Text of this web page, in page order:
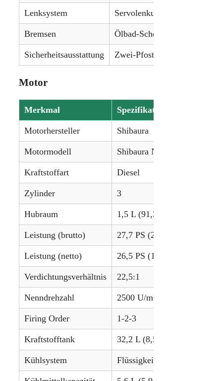
Lenksystem Servolenkung
Bremsen Ölbad-Scheibenbremsen
Sicherheitsausstattung Zwei-Pfosten-ROPS
Motor
Merkmal Spezifikation
Motorhersteller Shibaura
Motormodell Shibaura N843
Kraftstoffart Diesel
Zylinder 3
Hubraum 1,5 L (91,3 cu in)
Leistung (brutto) 27,7 PS (20,7 kW)
Leistung (netto) 26,5 PS (19,8 kW)
Verdichtungsverhältnis 22,5:1
Nenndrehzahl 2500 U/min
Firing Order 1-2-3
Kraftstofftank 32,2 L (8,5 gal)
Kühlsystem Flüssigkeitsgekühlt